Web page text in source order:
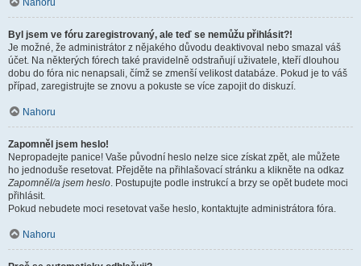
Nahoru
Byl jsem ve fóru zaregistrovaný, ale teď se nemůžu přihlásit?!
Je možné, že administrátor z nějakého důvodu deaktivoval nebo smazal váš
účet. Na některých fórech také pravidelně odstraňují uživatele, kteří dlouhou
dobu do fóra nic nenapsali, čímž se zmenší velikost databáze. Pokud je to váš
případ, zaregistrujte se znovu a pokuste se více zapojit do diskuzí.
Nahoru
Zapomněl jsem heslo!
Nepropadejte panice! Vaše původní heslo nelze sice získat zpět, ale můžete
ho jednoduše resetovat. Přejděte na přihlašovací stránku a klikněte na odkaz
Zapomněl/a jsem heslo. Postupujte podle instrukcí a brzy se opět budete moci
přihlásit.
Pokud nebudete moci resetovat vaše heslo, kontaktujte administrátora fóra.
Nahoru